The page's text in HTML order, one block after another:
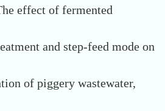
effect of fermented
and step-feed mode on
of piggery wastewater,